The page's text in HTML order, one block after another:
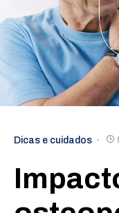
Dicas e cuidados